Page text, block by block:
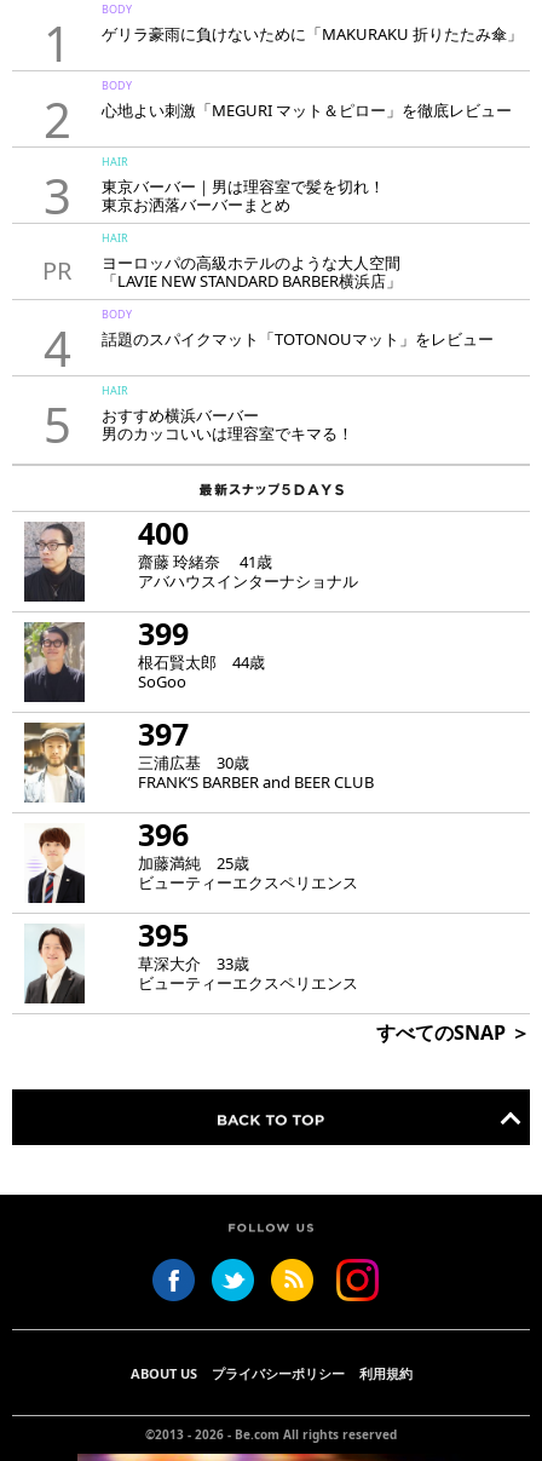
1
BODY
ゲリラ豪雨に負けないために「MAKURAKU 折りたたみ傘」
2
BODY
心地よい刺激「MEGURI マット＆ピロー」を徹底レビュー
3
HAIR
東京バーバー｜男は理容室で髪を切れ！
東京お洒落バーバーまとめ
PR
HAIR
ヨーロッパの高級ホテルのような大人空間
「LAVIE NEW STANDARD BARBER横浜店」
4
BODY
話題のスパイクマット「TOTONOUマット」をレビュー
5
HAIR
おすすめ横浜バーバー
男のカッコいいは理容室でキマる！
400
齋藤 玲緒奈 41歳
アバハウスインターナショナル
399
根石賢太郎 44歳
SoGoo
397
三浦広基 30歳
FRANK‘S BARBER and BEER CLUB
396
加藤満純 25歳
ビューティーエクスペリエンス
395
草深大介 33歳
ビューティーエクスペリエンス
すべてのSNAP ＞
ABOUT US プライバシーポリシー 利用規約
©2013 - 2026 - Be.com All rights reserved